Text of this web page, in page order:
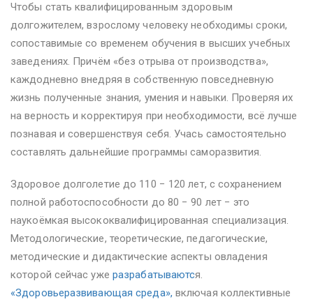
Чтобы стать квалифицированным здоровым
долгожителем, взрослому человеку необходимы сроки,
сопоставимые со временем обучения в высших учебных
заведениях. Причём «без отрыва от производства»,
каждодневно внедряя в собственную повседневную
жизнь полученные знания, умения и навыки. Проверяя их
на верность и корректируя при необходимости, всё лучше
познавая и совершенствуя себя. Учась самостоятельно
составлять дальнейшие программы саморазвития.
Здоровое долголетие до 110 − 120 лет, с сохранением
полной работоспособности до 80 − 90 лет − это
наукоёмкая высококвалифицированная специализация.
Методологические, теоретические, педагогические,
методические и дидактические аспекты овладения
которой сейчас уже разрабатываются.
«Здоровьеразвивающая среда», включая коллективные